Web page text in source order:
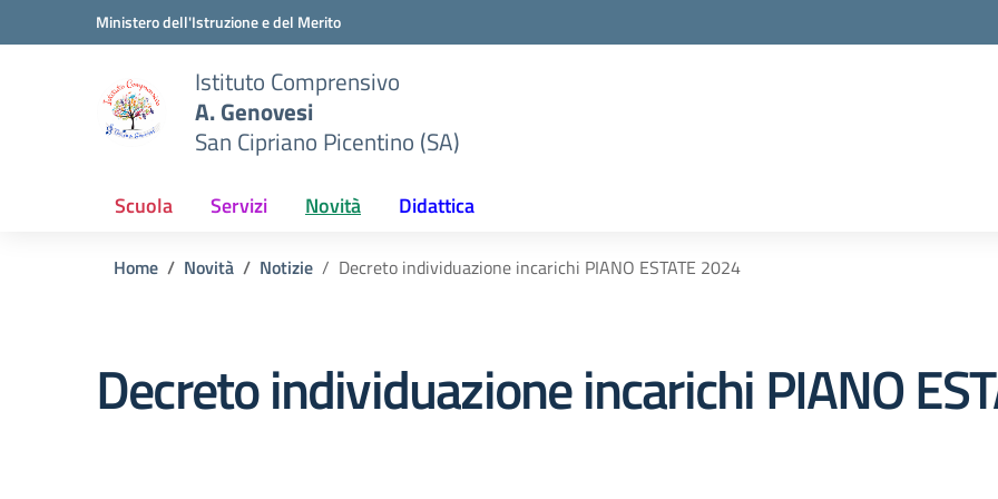
Vai ai contenuti
Vai al menu di navigazioneMinistero dell'Istruzione e del Merito
Istituto Comprensivo
A. Genovesi
San Cipriano Picentino (SA)
Scuola Servizi Novità Didattica
Home Novità Notizie Decreto individuazione incarichi PIANO ESTATE 2024
Decreto individuazione incarichi PIANO